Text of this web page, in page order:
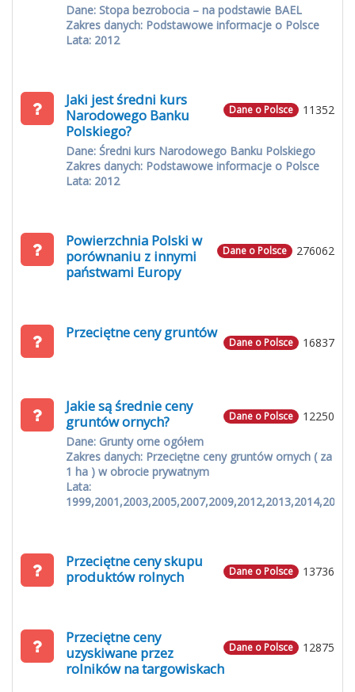
Dane: Stopa bezrobocia – na podstawie BAEL
Zakres danych: Podstawowe informacje o Polsce
Lata: 2012
11352
Dane o Polsce
Jaki jest średni kurs
Narodowego Banku
Polskiego?
Dane: Średni kurs Narodowego Banku Polskiego
Zakres danych: Podstawowe informacje o Polsce
Lata: 2012
276062
Dane o Polsce
Powierzchnia Polski w
porównaniu z innymi
państwami Europy
16837
Dane o Polsce
Przeciętne ceny gruntów
12250
Dane o Polsce
Jakie są średnie ceny
gruntów ornych?
Dane: Grunty orne ogółem
Zakres danych: Przeciętne ceny gruntów ornych ( za
1 ha ) w obrocie prywatnym
Lata:
1999,2001,2003,2005,2007,2009,2012,2013,2014,2015
13736
Dane o Polsce
Przeciętne ceny skupu
produktów rolnych
12875
Dane o Polsce
Przeciętne ceny
uzyskiwane przez
rolników na targowiskach